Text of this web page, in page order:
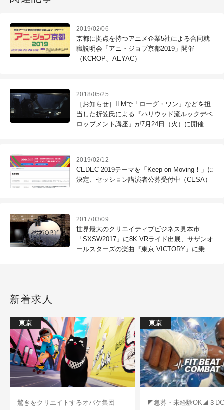
2019/02/06
京都に拠点を持つアニメ企業5社による合同就
職説明会「アニ・ジョブ京都2019」開催
（KCROP、AEYAC）
2018/05/25
［お知らせ］ILMで「ローグ・ワン」などを担
当した折笠氏による『ハリウッド流ルックデベ
ロップメント講座』が7月24日（火）に開催
2019/02/12
CEDEC 2019テーマを「Keep on Moving！」に
決定、セッション講演者公募受付中（CESA）
2017/03/09
世界最大のクリエイティブビジネス見本市
「SXSW2017」に8K:VRライド出展、サザンオ
ールスターズの楽曲『東京 VICTORY』に乗せ
新着求人
東京
驚きをクリエイトするオバケ集団
東京
◤急募・未経験OK◢３